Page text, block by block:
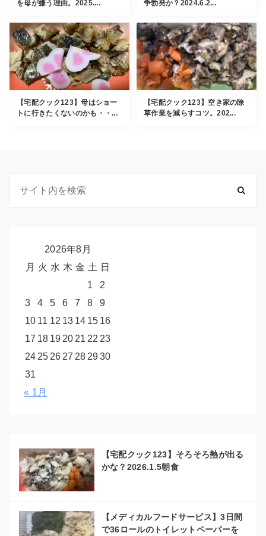
を母が嫌う理由。2025.... 争勃発か？2024.6.2...
【宅配クック123】母はショー
トに行きたくないのかも・・...
【宅配クック123】空き家の除
草作業を減らすコツ。202...
2026年8月
月 火 水 木 金 土 日
1
2
3
4 5 6 7 8
9
10 11 12 13 14 15 16
17 18 19 20 21 22 23
24 25 26 27 28 2930
31
« 1月
【宅配クック123】そろそろ熱が出る
かな？2026.1.5朝食
【メディカルフードサービス】3日間
で36ロールのトイレットペーパーを